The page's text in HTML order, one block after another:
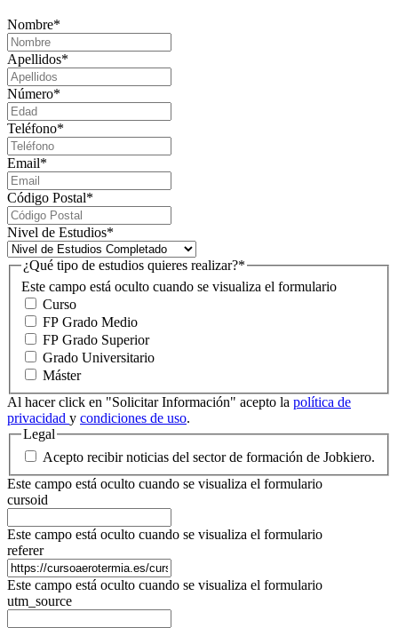
Nombre*
Apellidos*
Número*
Teléfono*
Email*
Código Postal*
Nivel de Estudios*
Este campo está oculto cuando se visualiza el formulario
¿Qué tipo de estudios quieres realizar?*
Curso
FP Grado Medio
FP Grado Superior
Grado Universitario
Máster
Al hacer click en "Solicitar Información" acepto la política de
privacidad y condiciones de uso.
Legal
Acepto recibir noticias del sector de formación de Jobkiero.
Este campo está oculto cuando se visualiza el formulario
cursoid
Este campo está oculto cuando se visualiza el formulario
referer
Este campo está oculto cuando se visualiza el formulario
utm_source